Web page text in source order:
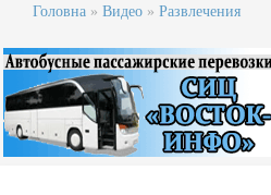
Головна » Видео » Развлечения